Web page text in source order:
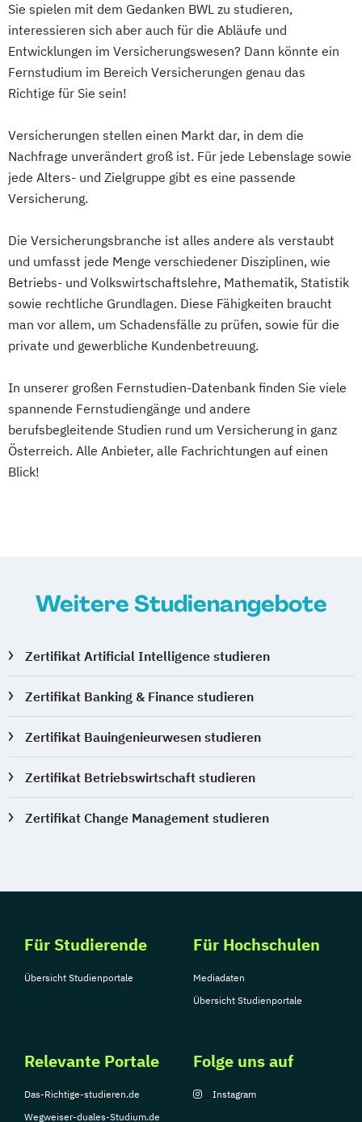
Führungsmanagement
Führungspsychologie
Führungspsychologie und -management
Gesundheit
Ernährung und Psychologie
Gesundheitsmanagement
(Betriebliches/Expert)
Gesundheitsmanagement
(Betriebliches/Professionell)
Golf-Management
Golf-Management (Internationales)
Grafik- und Webdesign Grafikdesign
Hotel- und Tourismusmanagement
Human Resource Management
IT-Security Management
Innovationen im Sport Innovationen
Trends und Kreationen
Innovations-PR
Internationales Kampfsport-Management
Internationales Radsport-Management
Internationales Skisport-Management
Internationales Sportmanagement
Internationales Tennis-Management
Kampfsport-Management
Kommunikationsmanagement und -
Kommunikationspsychologie
Konfliktmanagement
Mediation und Kommunikation
Kulturmarketing und Audience
Logistikmanagement
Sie spielen mit dem Gedanken BWL zu studieren,
interessieren sich aber auch für die Abläufe und
Entwicklungen im Versicherungswesen? Dann könnte ein
Fernstudium im Bereich Versicherungen genau das
Richtige für Sie sein!
Versicherungen stellen einen Markt dar, in dem die
Nachfrage unverändert groß ist. Für jede Lebenslage sowie
jede Alters- und Zielgruppe gibt es eine passende
Versicherung.
Die Versicherungsbranche ist alles andere als verstaubt
und umfasst jede Menge verschiedener Disziplinen, wie
Betriebs- und Volkswirtschaftslehre, Mathematik, Statistik
sowie rechtliche Grundlagen. Diese Fähigkeiten braucht
man vor allem, um Schadensfälle zu prüfen, sowie für die
private und gewerbliche Kundenbetreuung.
In unserer großen Fernstudien-Datenbank finden Sie viele
spannende Fernstudiengänge und andere
berufsbegleitende Studien rund um Versicherung in ganz
Österreich. Alle Anbieter, alle Fachrichtungen auf einen
Blick!
Weitere Studienangebote
Zertifikat Artificial Intelligence studieren
Zertifikat Banking & Finance studieren
Zertifikat Bauingenieurwesen studieren
Zertifikat Betriebswirtschaft studieren
Zertifikat Change Management studieren
Für Studierende
Übersicht Studienportale
Für Hochschulen
Mediadaten
Übersicht Studienportale
Relevante Portale
Das-Richtige-studieren.de
Wegweiser-duales-Studium.de
Folge uns auf
Instagram